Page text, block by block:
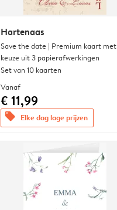
Hartenaas
Save the date | Premium kaart met
keuze uit 3 papierafwerkingen
Set van 10 kaarten
Vanaf
€ 11,99
offers Elke dag lage prijzen